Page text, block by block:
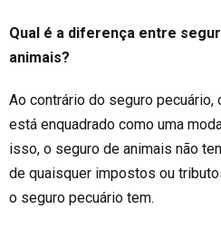
Qual é a diferença entre
animais?
Ao contrário do seguro pecuário,
está enquadrado como uma
isso, o seguro de animais não
de quaisquer impostos ou
o seguro pecuário tem.